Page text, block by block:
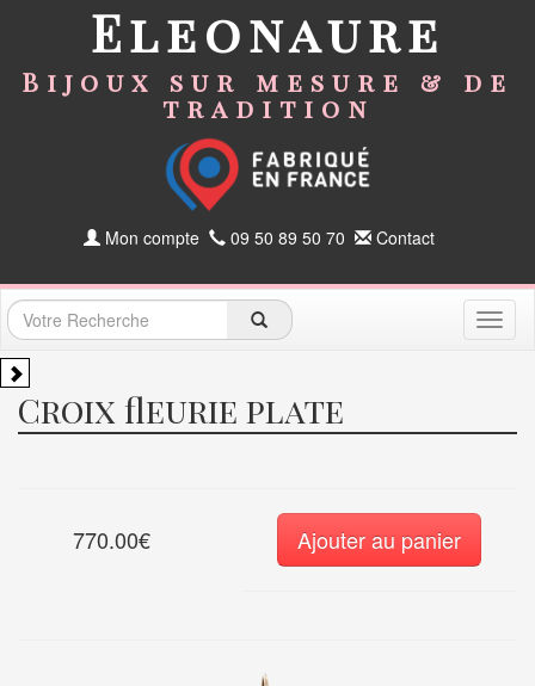
Eleonaure
Bijoux sur mesure & de
tradition
Mon compte 09 50 89 50 70 Contact
Croix fleurie plate
770.00€ Ajouter au panier